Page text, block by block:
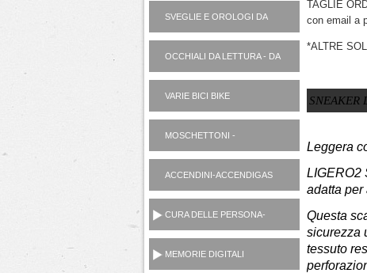
SVEGLIE E OROLOGI DA
PARETE
OCCHIALI DA LETTURA - DA
SOLE
VARIE BICI BIKE
MOSCHETTONI -
PORTACHIAVI
ACCENDINI-ACCENDIGAS
CUCINA-RICARICA GAS
CURA DELLE PERSONA-
MANICURE-LAMETTE
MEMORIE DIGITALI
TAGLIE
con email a
*ALTRE
SNEAKER
Leggera
LIGERO2
adatta
Questa
sicurezza
tessuto